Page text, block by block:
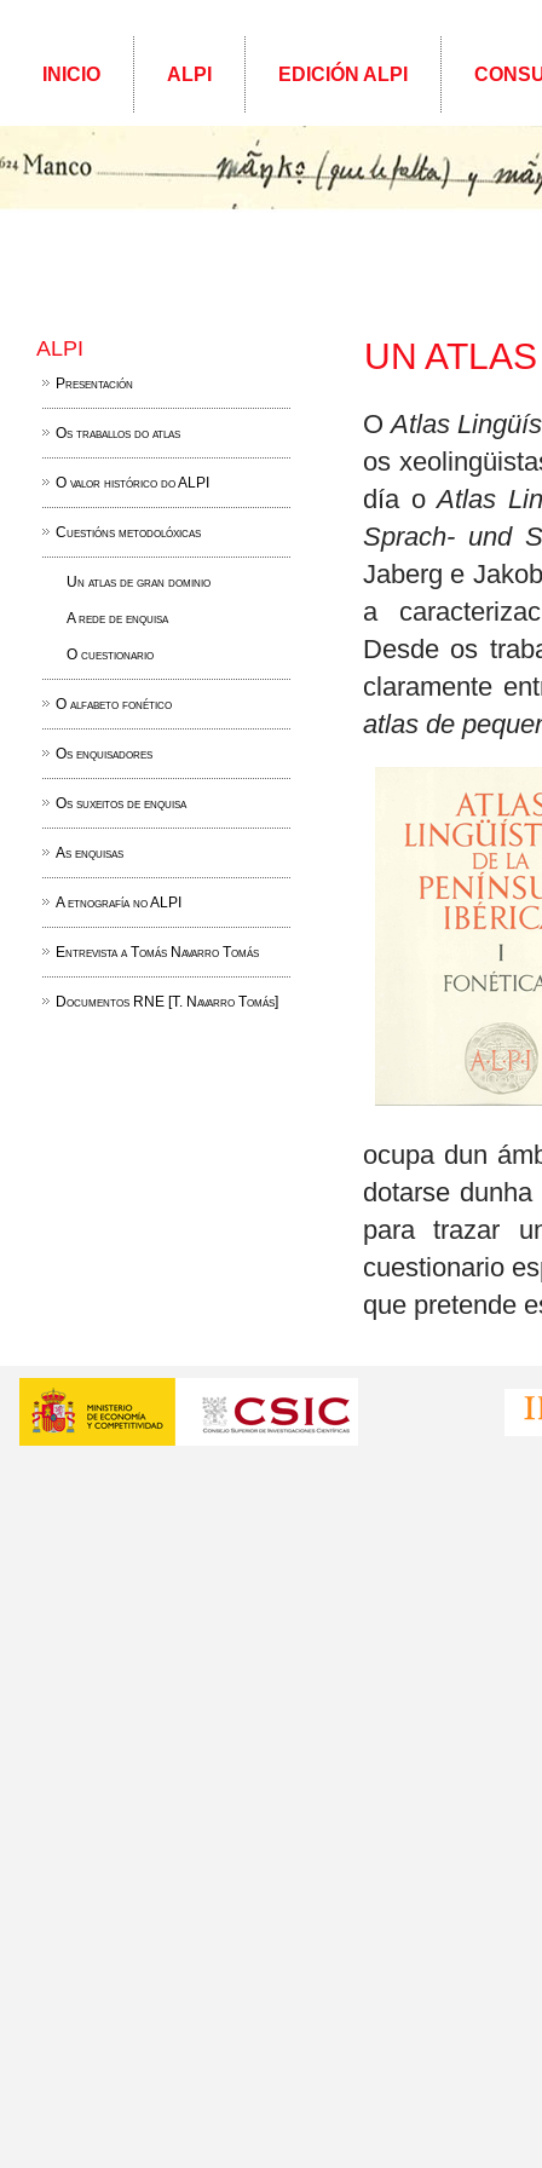
INICIO ALPI EDICIÓN ALPI
ALPI
Presentación
Os traballos do atlas
O valor histórico do ALPI
Cuestións metodolóxicas
Un atlas de gran dominio
A rede de enquisa
O cuestionario
O alfabeto fonético
Os enquisadores
Os suxeitos de enquisa
As enquisas
A etnografía no ALPI
Entrevista a Tomás Navarro Tomás
Documentos RNE [T. Navarro Tomás]
UN
OAtlas
os
día oAtlas
Sprach- und
Jaberg e
a
Desde os
claramente
atlas de
ocupa dun
dotarse
para trazar
cuestionario
que pretende